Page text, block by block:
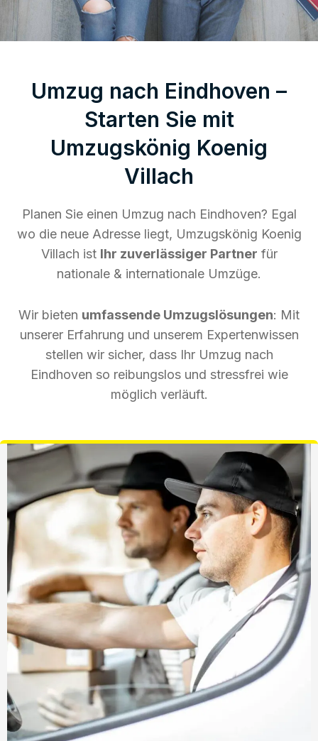
Umzug nach Eindhoven –
Starten Sie mit
Umzugskönig Koenig
Villach
Planen Sie einen Umzug nach Eindhoven? Egal
wo die neue Adresse liegt, Umzugskönig Koenig
Villach ist Ihr zuverlässiger Partner für
nationale & internationale Umzüge.
Wir bieten umfassende Umzugslösungen: Mit
unserer Erfahrung und unserem Expertenwissen
stellen wir sicher, dass Ihr Umzug nach
Eindhoven so reibungslos und stressfrei wie
möglich verläuft.